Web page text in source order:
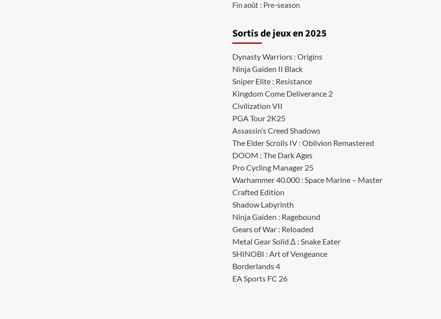
Fin août : Pre-season
Sortis de jeux en 2025
Dynasty Warriors : Origins
Ninja Gaiden II Black
Sniper Elite : Resistance
Kingdom Come Deliverance 2
Civilization VII
PGA Tour 2K25
Assassin’s Creed Shadows
The Elder Scrolls IV : Oblivion Remastered
DOOM : The Dark Ages
Pro Cycling Manager 25
Warhammer 40.000 : Space Marine – Master
Crafted Edition
Shadow Labyrinth
Ninja Gaiden : Ragebound
Gears of War : Reloaded
Metal Gear Solid Δ : Snake Eater
SHINOBI : Art of Vengeance
Borderlands 4
EA Sports FC 26